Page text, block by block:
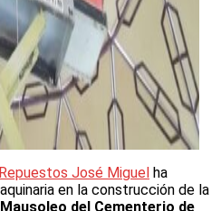
José Miguel ha
en la construcción de la
del Cementerio de